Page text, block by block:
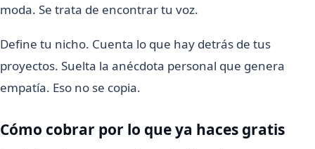
moda. Se trata de encontrar tu voz.
Define tu nicho. Cuenta lo que hay detrás de tus
proyectos. Suelta la anécdota personal que genera
empatía. Eso no se copia.
Cómo cobrar por lo que ya haces gratis